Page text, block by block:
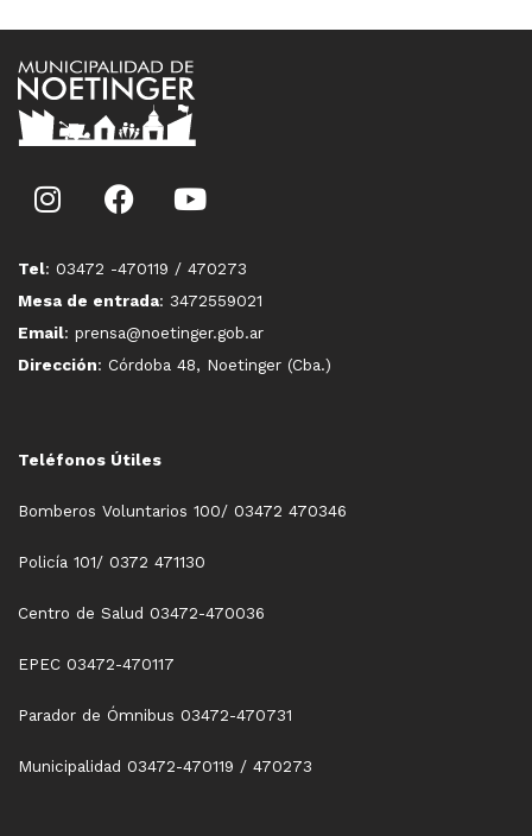
Tel: 03472 -470119 / 470273
Mesa de entrada: 3472559021
Email: prensa@noetinger.gob.ar
Dirección: Córdoba 48, Noetinger (Cba.)
Teléfonos Útiles
Bomberos Voluntarios 100/ 03472 470346
Policía 101/ 0372 471130
Centro de Salud 03472-470036
EPEC 03472-470117
Parador de Ómnibus 03472-470731
Municipalidad 03472-470119 / 470273